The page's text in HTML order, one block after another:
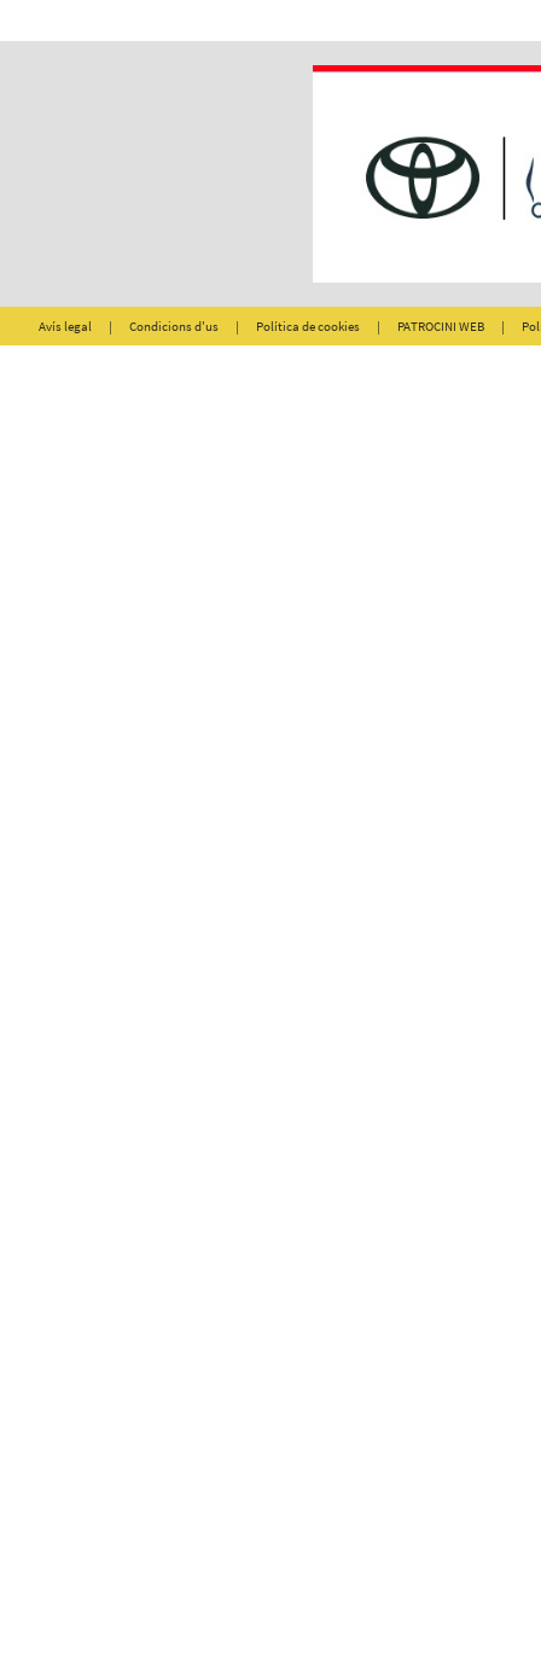
Avís legal | Condicions d'us | Política de cookies | PATROCINI WEB |